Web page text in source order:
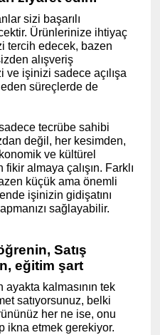
sizi başarılı
Ürünlerinize ihtiyaç
tercih edecek, bazen
alışveriş
işinizi sadece açılışa
süreçlerde de
tecrübe sahibi
değil, her kesimden,
ve kültürel
almaya çalışın. Farklı
küçük ama önemli
işinizin gidişatını
sağlayabilir.
Satış
eğitim şart
kalmasının tek
satıyorsunuz, belki
her ne ise, onu
ikna etmek gerekiyor.